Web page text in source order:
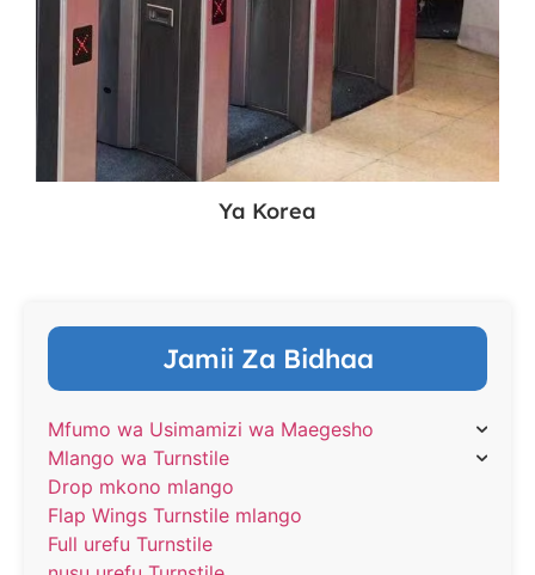
Jamii Za Bidhaa
Mfumo wa Usimamizi wa Maegesho
Mlango wa Turnstile
Drop mkono mlango
Flap Wings Turnstile mlango
Full urefu Turnstile
Ya Korea